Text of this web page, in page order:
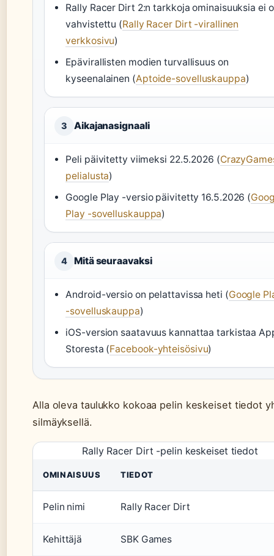
Rally Racer Dirt 2:n tarkkoja ominaisuuksia ei
vahvistettu (Rally Racer Dirt -virallinen
verkkosivu)
Epävirallisten modien turvallisuus on
kyseenalainen (Aptoide-sovelluskauppa)
3 Aikajanasignaali
Peli päivitetty viimeksi 22.5.2026 (
pelialusta)
Google Play -versio päivitetty 16.5.2026 (
Play -sovelluskauppa)
4 Mitä seuraavaksi
Android-versio on pelattavissa heti (Google
-sovelluskauppa)
iOS-version saatavuus kannattaa tarkistaa
Storesta (Facebook-yhteisösivu)
Alla oleva taulukko kokoaa pelin keskeiset tiedot
silmäyksellä.
Rally Racer Dirt -pelin keskeiset tiedot
OMINAISUUS TIEDOT
Pelin nimi Rally Racer Dirt
Kehittäjä SBK Games